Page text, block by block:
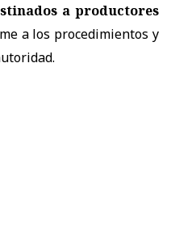
a productores
a los procedimientos y